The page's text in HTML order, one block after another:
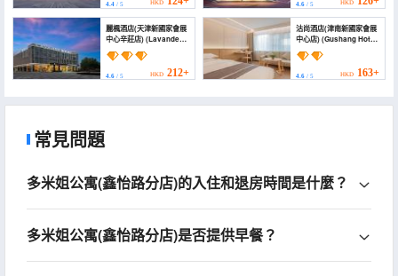
and Exhibition Center))
4.4 / 5 HKD
Center))
4.6/ 5 HKD
麗楓酒店(天津新國家會展
中心辛莊店) (Lavande
Hotel (Tianjin Int'l
Exhibition Center))
4.6 / 5 HKD 212+
沽尚酒店(津南新國家會展
中心店) (Gushang Hotel
(Jinnan New National
Convention and
Exhibition Center
Branch))
4.6/ 5 HKD 163+
常見問題
多米姐公寓(鑫怡路分店)的入住和退房時間是什麼？
多米姐公寓(鑫怡路分店)是否提供早餐？